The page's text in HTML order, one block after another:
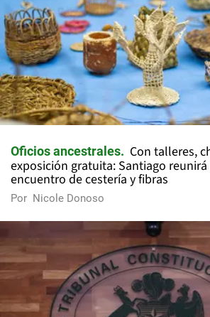
Oficios ancestrales
Con talleres,
exposición gratuita: Santiago reunirá
encuentro de cestería y fibras
Por Nicole Donoso